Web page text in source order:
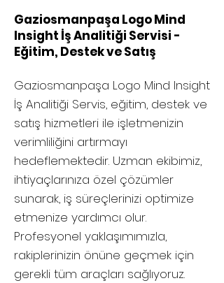
Gaziosmanpaşa Logo Mind
Insight İş Analitiği Servisi -
Eğitim, Destek ve Satış
Gaziosmanpaşa Logo Mind Insight
İş Analitiği Servis, eğitim, destek ve
satış hizmetleri ile işletmenizin
verimliliğini artırmayı
hedeflemektedir. Uzman ekibimiz,
ihtiyaçlarınıza özel çözümler
sunarak, iş süreçlerinizi optimize
etmenize yardımcı olur.
Profesyonel yaklaşımımızla,
rakiplerinizin önüne geçmek için
gerekli tüm araçları sağlıyoruz.